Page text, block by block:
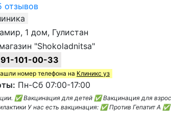
отзывов
1 дом, Гулистан
магазин "Shokoladnitsa"
101-00-33
номер телефона на Клиникс уз
Пн-Сб 07:00-17:00
✅ Вакцинация для детей ✅ Вакцинация для
У нас есть вакцинация: ✅ Против Гепатит A